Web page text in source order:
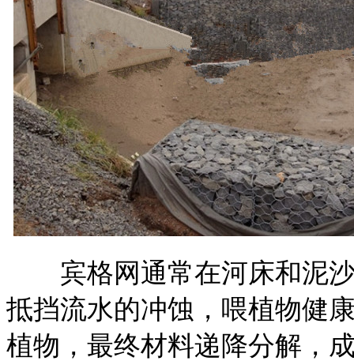
宾格网通常在河床和泥沙
抵挡流水的冲蚀，喂植物健
植物，最终材料递降分解，